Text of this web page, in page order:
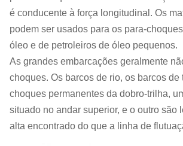
é conducente à força longitudinal. Os
podem ser usados para os para-
óleo e de petroleiros de óleo pequenos.
As grandes embarcações geralmente
choques. Os barcos de rio, os barcos de
choques permanentes da dobro-trilha,
situado no andar superior, e o outro são
alta encontrado do que a linha de